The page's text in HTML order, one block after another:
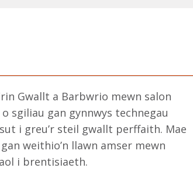
Gwallt a Barbwrio mewn salon
sgiliau gan gynnwys technegau
i greu’r steil gwallt perffaith. Mae
weithio’n llawn amser mewn
i brentisiaeth.